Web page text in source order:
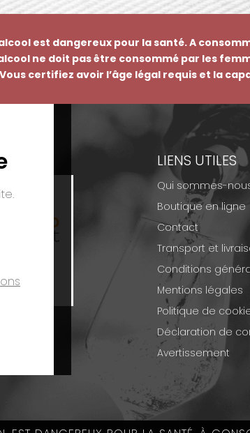
est dangereux pour la santé. A
ne doit pas être consommé par les
certifiez avoir l’âge légal requis et la
LIENS UTILES
Qui sommes-
Boutique en ligne
Contact
Transport et
Conditions
Mentions légales
Politique de
Déclaration de
Avertissement